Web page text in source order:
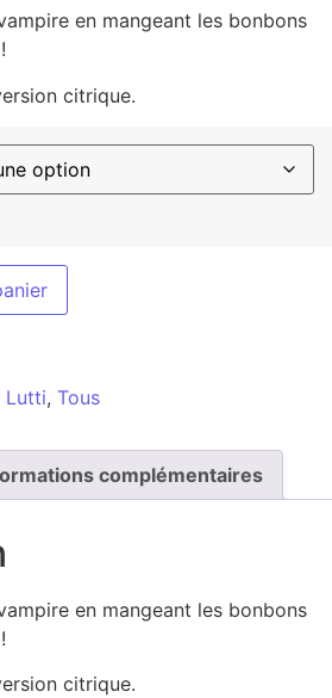
en mangeant les bonbons
citrique.
Lutti, Tous
complémentaires
en mangeant les bonbons
citrique.